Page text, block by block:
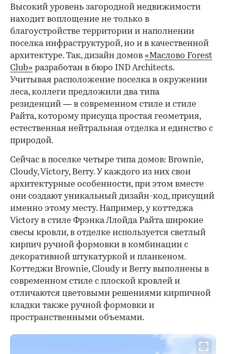
Высокий уровень загородной недвижимости
находит воплощение не только в
благоустройстве территории и наполнении
поселка инфраструктурой, но и в качественной
архитектуре. Так, дизайн домов «Маслово Forest
Club» разработан в бюро IND Architects.
Учитывая расположение поселка в окружении
леса, коллеги предложили два типа
резиденций — в современном стиле и стиле
Райта, которому присуща простая геометрия,
естественная нейтральная отделка и единство с
природой.
Сейчас в поселке четыре типа домов: Brownie,
Cloudy, Victory, Berry. У каждого из них свои
архитектурные особенности, при этом вместе
они создают уникальный дизайн-код, присущий
именно этому месту. Например, у коттеджа
Victory в стиле Фрэнка Ллойда Райта широкие
свесы кровли, в отделке используется светлый
кирпич ручной формовки в комбинации с
декоративной штукатуркой и планкеном.
Коттеджи Brownie, Cloudy и Berry выполнены в
современном стиле с плоской кровлей и
отличаются цветовыми решениями кирпичной
кладки также ручной формовки и
пространственными объемами.